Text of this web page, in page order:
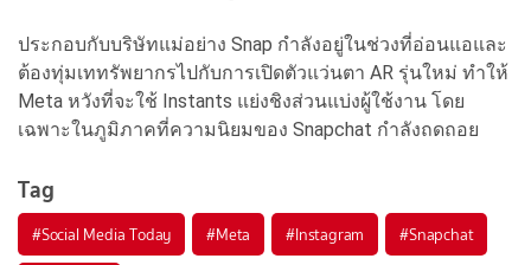
ประกอบกับบริษัทแม่อย่าง Snap กำลังอยู่ในช่วงที่อ่อนแอและ
ต้องทุ่มเททรัพยากรไปกับการเปิดตัวแว่นตา AR รุ่นใหม่ ทำให้
Meta หวังที่จะใช้ Instants แย่งชิงส่วนแบ่งผู้ใช้งาน โดย
เฉพาะในภูมิภาคที่ความนิยมของ Snapchat กำลังถดถอย
Tag
#Social Media Today #Meta #Instagram #Snapchat